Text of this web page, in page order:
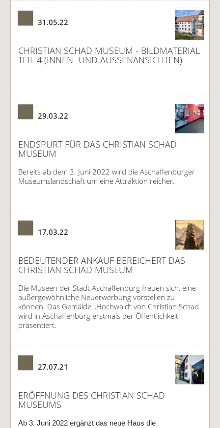
31.05.22
CHRISTIAN SCHAD MUSEUM - BILDMATERIAL
TEIL 4 (INNEN- UND AUSSENANSICHTEN)
29.03.22
ENDSPURT FÜR DAS CHRISTIAN SCHAD
MUSEUM
Bereits ab dem 3. Juni 2022 wird die Aschaffenburger
Museumslandschaft um eine Attraktion reicher.
17.03.22
BEDEUTENDER ANKAUF BEREICHERT DAS
CHRISTIAN SCHAD MUSEUM
Die Museen der Stadt Aschaffenburg freuen sich, eine
außergewöhnliche Neuerwerbung vorstellen zu
können: Das Gemälde „Hochwald“ von Christian Schad
wird in Aschaffenburg erstmals der Öffentlichkeit
präsentiert.
27.07.21
ERÖFFNUNG DES CHRISTIAN SCHAD
MUSEUMS
Ab 3. Juni 2022 ergänzt das neue Haus die